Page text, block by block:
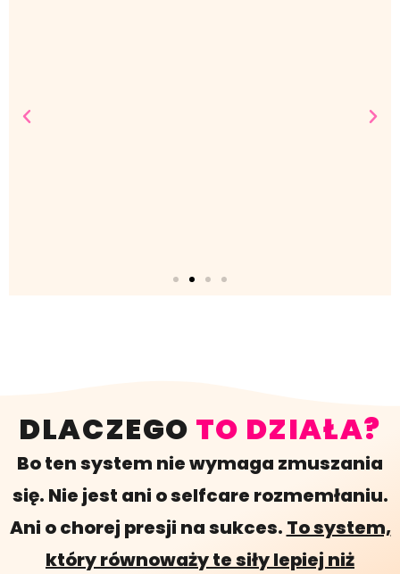
DLACZEGO TO DZIAŁA?
Bo ten system nie wymaga zmuszania
się. Nie jest ani o selfcare rozmemłaniu.
Ani o chorej presji na sukces. To system,
który równoważy te siły lepiej niż